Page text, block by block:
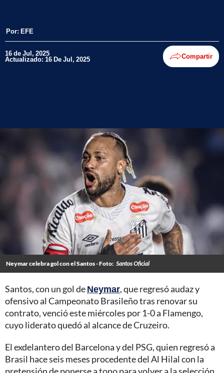
Por: EFE
16 de Jul, 2025
Actualizado: 16 De Jul, 2025 Compartir
Neymar celebra gol con el Santos - Foto: Santos Oficial
Santos, con un gol deNeymar, que regresó audaz y
ofensivo al Campeonato Brasileño tras renovar su
contrato, venció este miércoles por 1-0 a Flamengo,
cuyo liderato quedó al alcance de Cruzeiro.
El exdelantero del Barcelona y del PSG, quien regresó a
Brasil hace seis meses procedente del Al Hilal con la
pretensión de ponerse a tono para volver a la selección